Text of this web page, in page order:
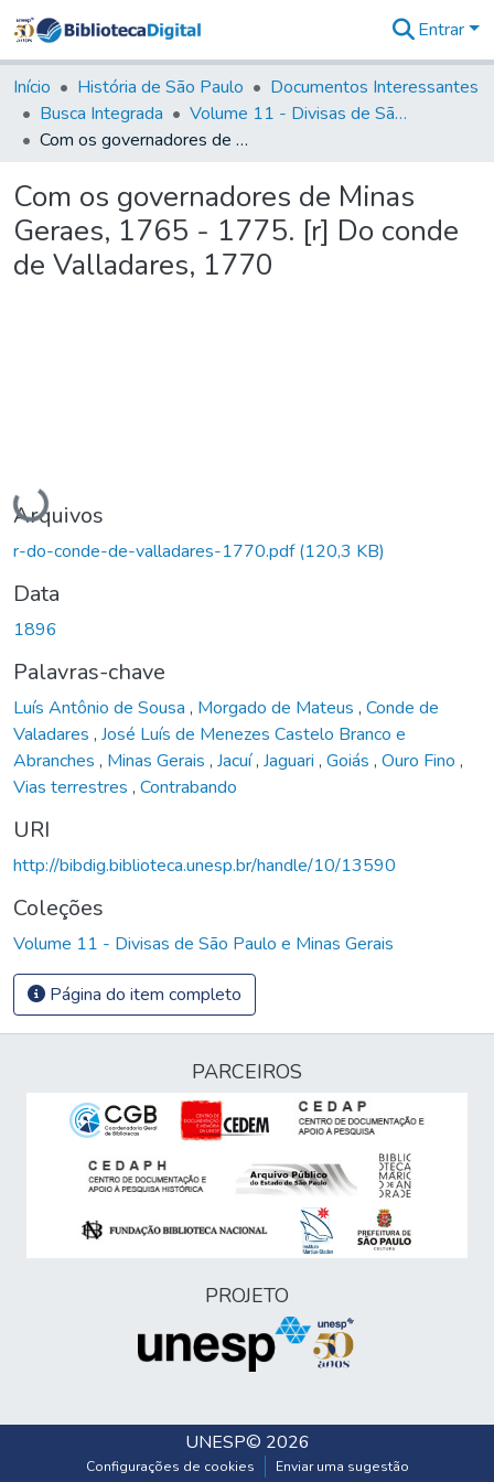
&
Coleções
Tudo na
Biblioteca
Estatísticas
Entrar
Início História de São Paulo
Documentos Interessantes
Busca Integrada
Volume 11 - Divisas de São Paulo e Minas Gerais
Com os governadores de Minas Geraes, 1765 - 1775. [r] Do conde de Valladares, 1770
Com os governadores de Minas
Geraes, 1765 - 1775. [r] Do conde
de Valladares, 1770
Carregando...
Arquivos
r-do-conde-de-valladares-1770.pdf(120,3 KB)
Data
1896
Palavras-chave
Luís Antônio de Sousa , Morgado de Mateus , Conde de
Valadares , José Luís de Menezes Castelo Branco e
Abranches , Minas Gerais , Jacuí, Jaguari , Goiás , Ouro Fino ,
Vias terrestres , Contrabando
URI
http://bibdig.biblioteca.unesp.br/handle/10/13590
Coleções
Volume 11 - Divisas de São Paulo e Minas Gerais
Página do item completo
PARCEIROS
PROJETO
UNESP© 2026
Configurações de cookies Enviar uma sugestão